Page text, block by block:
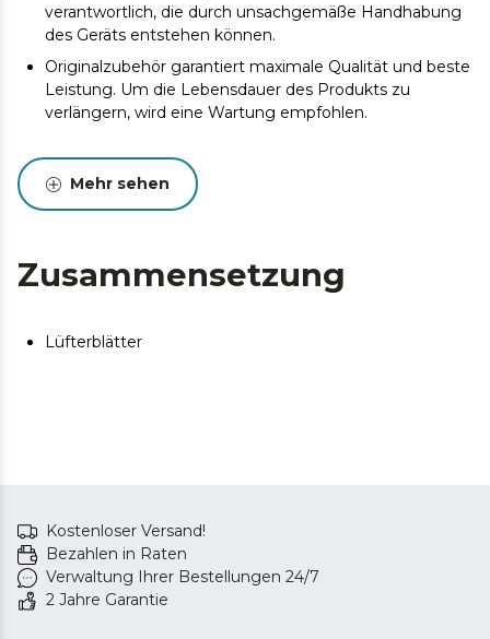
verantwortlich, die durch unsachgemäße Handhabung
des Geräts entstehen können.
Originalzubehör garantiert maximale Qualität und beste
Leistung. Um die Lebensdauer des Produkts zu
verlängern, wird eine Wartung empfohlen.
Mehr sehen
Zusammensetzung
Lüfterblätter
Kostenloser Versand!
Bezahlen in Raten
Verwaltung Ihrer Bestellungen 24/7
2 Jahre Garantie